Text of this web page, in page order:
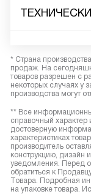
* Страна
продаж. На
товаров разрешен с
некоторых случаях у
производства могут
** Все
справочный характер
достоверную
характеристиках
производитель
конструкцию, дизайн
уведомления. Перед
обратиться к
Товара. Подробная
на упаковке товара.